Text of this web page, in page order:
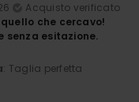
Acquisto verificato
che cercavo!
senza esitazione.
: Taglia perfetta